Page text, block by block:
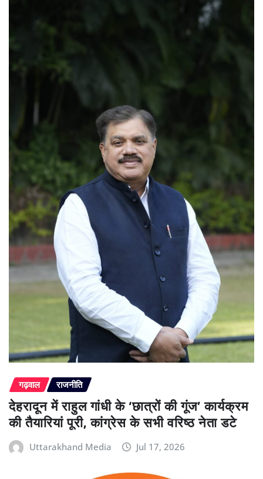
गढ़वाल राजनीति
देहरादून में राहुल गांधी के ‘छात्रों की गूंज’ कार्यक्रम
की तैयारियां पूरी, कांग्रेस के सभी वरिष्ठ नेता डटे
Uttarakhand Media Jul 17, 2026